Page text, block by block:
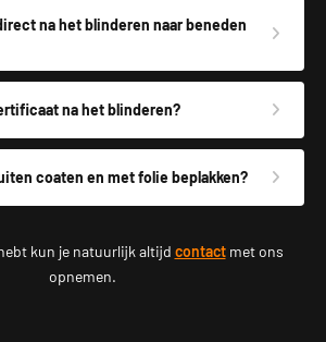
na het blinderen naar beneden
na het blinderen?
coaten en met folie beplakken?
kun je natuurlijk altijd contactmet ons
opnemen.